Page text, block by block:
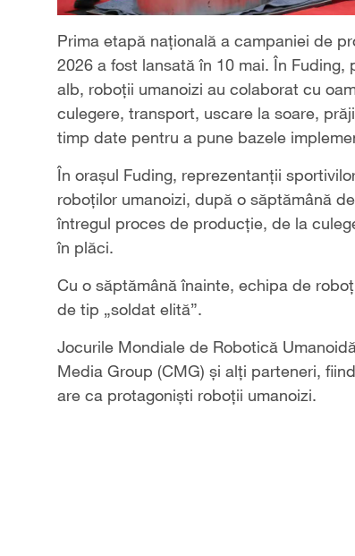
Prima etapă națională a campaniei de
2026 a fost lansată în 10 mai. În
alb, roboții umanoizi au colaborat cu
culegere, transport, uscare la soare,
timp date pentru a pune bazele
În orașul Fuding, reprezentanții
roboților umanoizi, după o săptămână
întregul proces de producție, de la
în plăci.
Cu o săptămână înainte, echipa de
de tip „soldat elită”.
Jocurile Mondiale de Robotică
Media Group (CMG) și alți parteneri,
are ca protagoniști roboții umanoizi.